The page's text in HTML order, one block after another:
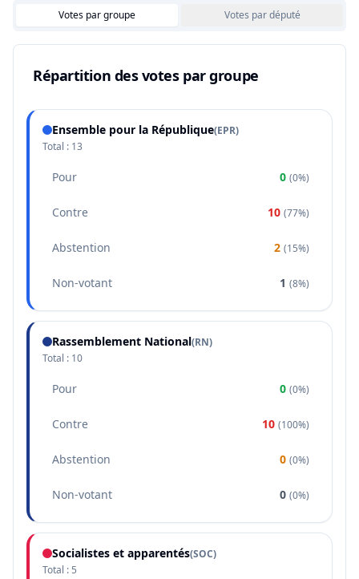
Votes par groupe Votes par député
Répartition des votes par groupe
Ensemble pour la République(EPR)
Total : 13
Pour 0 (0%)
Contre 10 (77%)
Abstention 2 (15%)
Non-votant 1 (8%)
Rassemblement National(RN)
Total : 10
Pour 0 (0%)
Contre 10 (100%)
Abstention 0 (0%)
Non-votant 0 (0%)
Socialistes et apparentés(SOC)
Total : 5